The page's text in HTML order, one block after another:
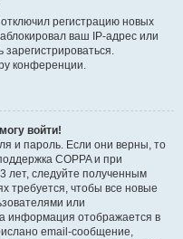
регистрацию новых
ваш IP-адрес или
конференции.
войти!
и пароль. Если они верны, то
COPPA и при
лет, следуйте полученным
требуется, чтобы все новые
или
информация отображается в
email-сообщение,